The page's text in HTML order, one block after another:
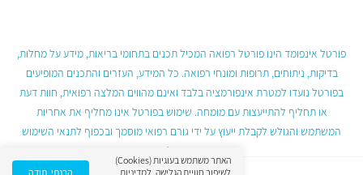
פורטל אינפומד הינו פורטל רפואה המכיל תכנים בתחומי בריאות, מידע על מחלות,
בדיקות, ניתוחים, תרופות ומונחי רפואה. כל המידע, העזרים והתכנים המופיעים
בפורטל נועדו למטרת אינפורמציה בלבד ואינם מהווים המלצה רפואית, חוות דעת
או תחליף להתייעצות עם מומחה. שימוש בפורטל אינו מחליף את אחריות
המשתמש והגולש לקבלת ייעוץ על ידי גורם רפואי מוסמך ובכפוף לתנאי השימוש
בפורטל.
האתר משתמש בעוגיות (Cookies)
לשיפור חוויית הגלישה. למדיניות הבנתי, תודה